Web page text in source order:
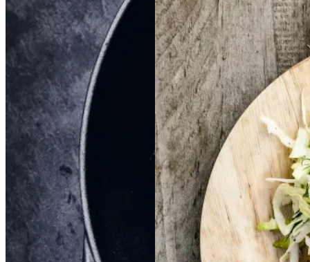
BraiseretBraiseret
oksetværreboksetvæ
rreb
Gem opskrift
Dansk mad
Vintermad
Aftensmad
FrikadellerFrikadell
er medmed
smørspidskål,smørsp
idskål,
kartoflerkartofler
ogog
sennepsdressingsenn
epsdressing
Gem opskrift